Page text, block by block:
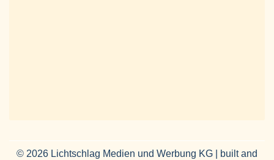
© 2026 Lichtschlag Medien und Werbung KG | built and